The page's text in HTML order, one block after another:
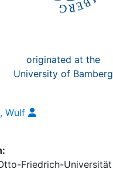
originated at the
University of Bamberg
Wulf
Friedrich-Universität